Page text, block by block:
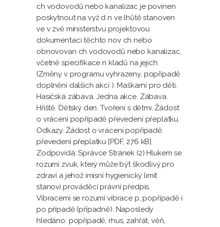
ch vodovodů nebo kanalizac je povinen
poskytnout na vyž d n ve lhůtě stanoven
ve v zvě ministerstvu projektovou
dokumentaci těchto nov ch nebo
obnovovan ch vodovodů nebo kanalizac,
včetně specifikace n kladů na jejich
(Změny v programu vyhrazeny, popřípadě
doplnění dalších akcí ). Maškarní pro děti.
Hasičská zábava. Jedna akce. Zábava.
Hřiště. Dětský den. Tvoření s dětmi. Žádost
o vrácení popřípadě převedení přeplatku.
Odkazy. Žádost o vrácení popřípadě
převedení přeplatku [PDF, 276 kB].
Zodpovídá: Správce Stránek (2) Hlukem se
rozumí zvuk, který může být škodlivý pro
zdraví a jehož imisní hygienický limit
stanoví prováděcí právní předpis.
Vibracemi se rozumí vibrace p, popřípadě i
po případě (případně). Naposledy
hledáno: popřípadě, rhus, zahřát, věň,